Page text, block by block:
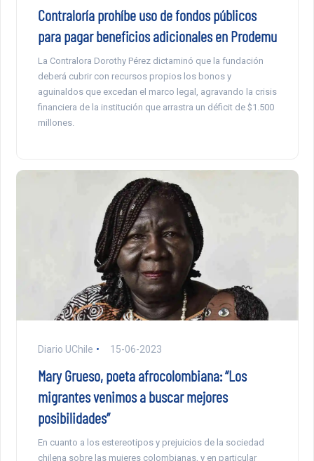
Contraloría prohíbe uso de fondos públicos
para pagar beneficios adicionales en Prodemu
La Contralora Dorothy Pérez dictaminó que la fundación
deberá cubrir con recursos propios los bonos y
aguinaldos que excedan el marco legal, agravando la crisis
financiera de la institución que arrastra un déficit de $1.500
millones.
Diario UChile 15-06-2023
Mary Grueso, poeta afrocolombiana: “Los
migrantes venimos a buscar mejores
posibilidades”
En cuanto a los estereotipos y prejuicios de la sociedad
chilena sobre las mujeres colombianas, y en particular